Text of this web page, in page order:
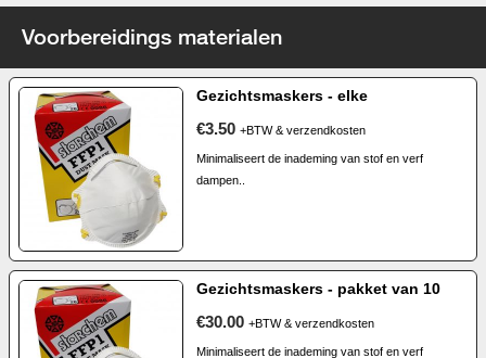
Voorbereidings materialen
Gezichtsmaskers - elke
€3.50 +BTW & verzendkosten
Minimaliseert de inademing van stof en verf
dampen..
Gezichtsmaskers - pakket van 10
€30.00 +BTW & verzendkosten
Minimaliseert de inademing van stof en verf